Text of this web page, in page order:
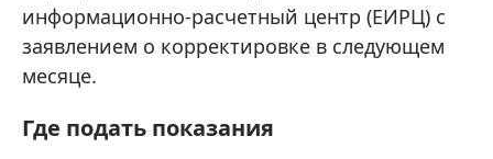
информационно-расчетный центр (ЕИРЦ) с
заявлением о корректировке в следующем
месяце.
Где подать показания